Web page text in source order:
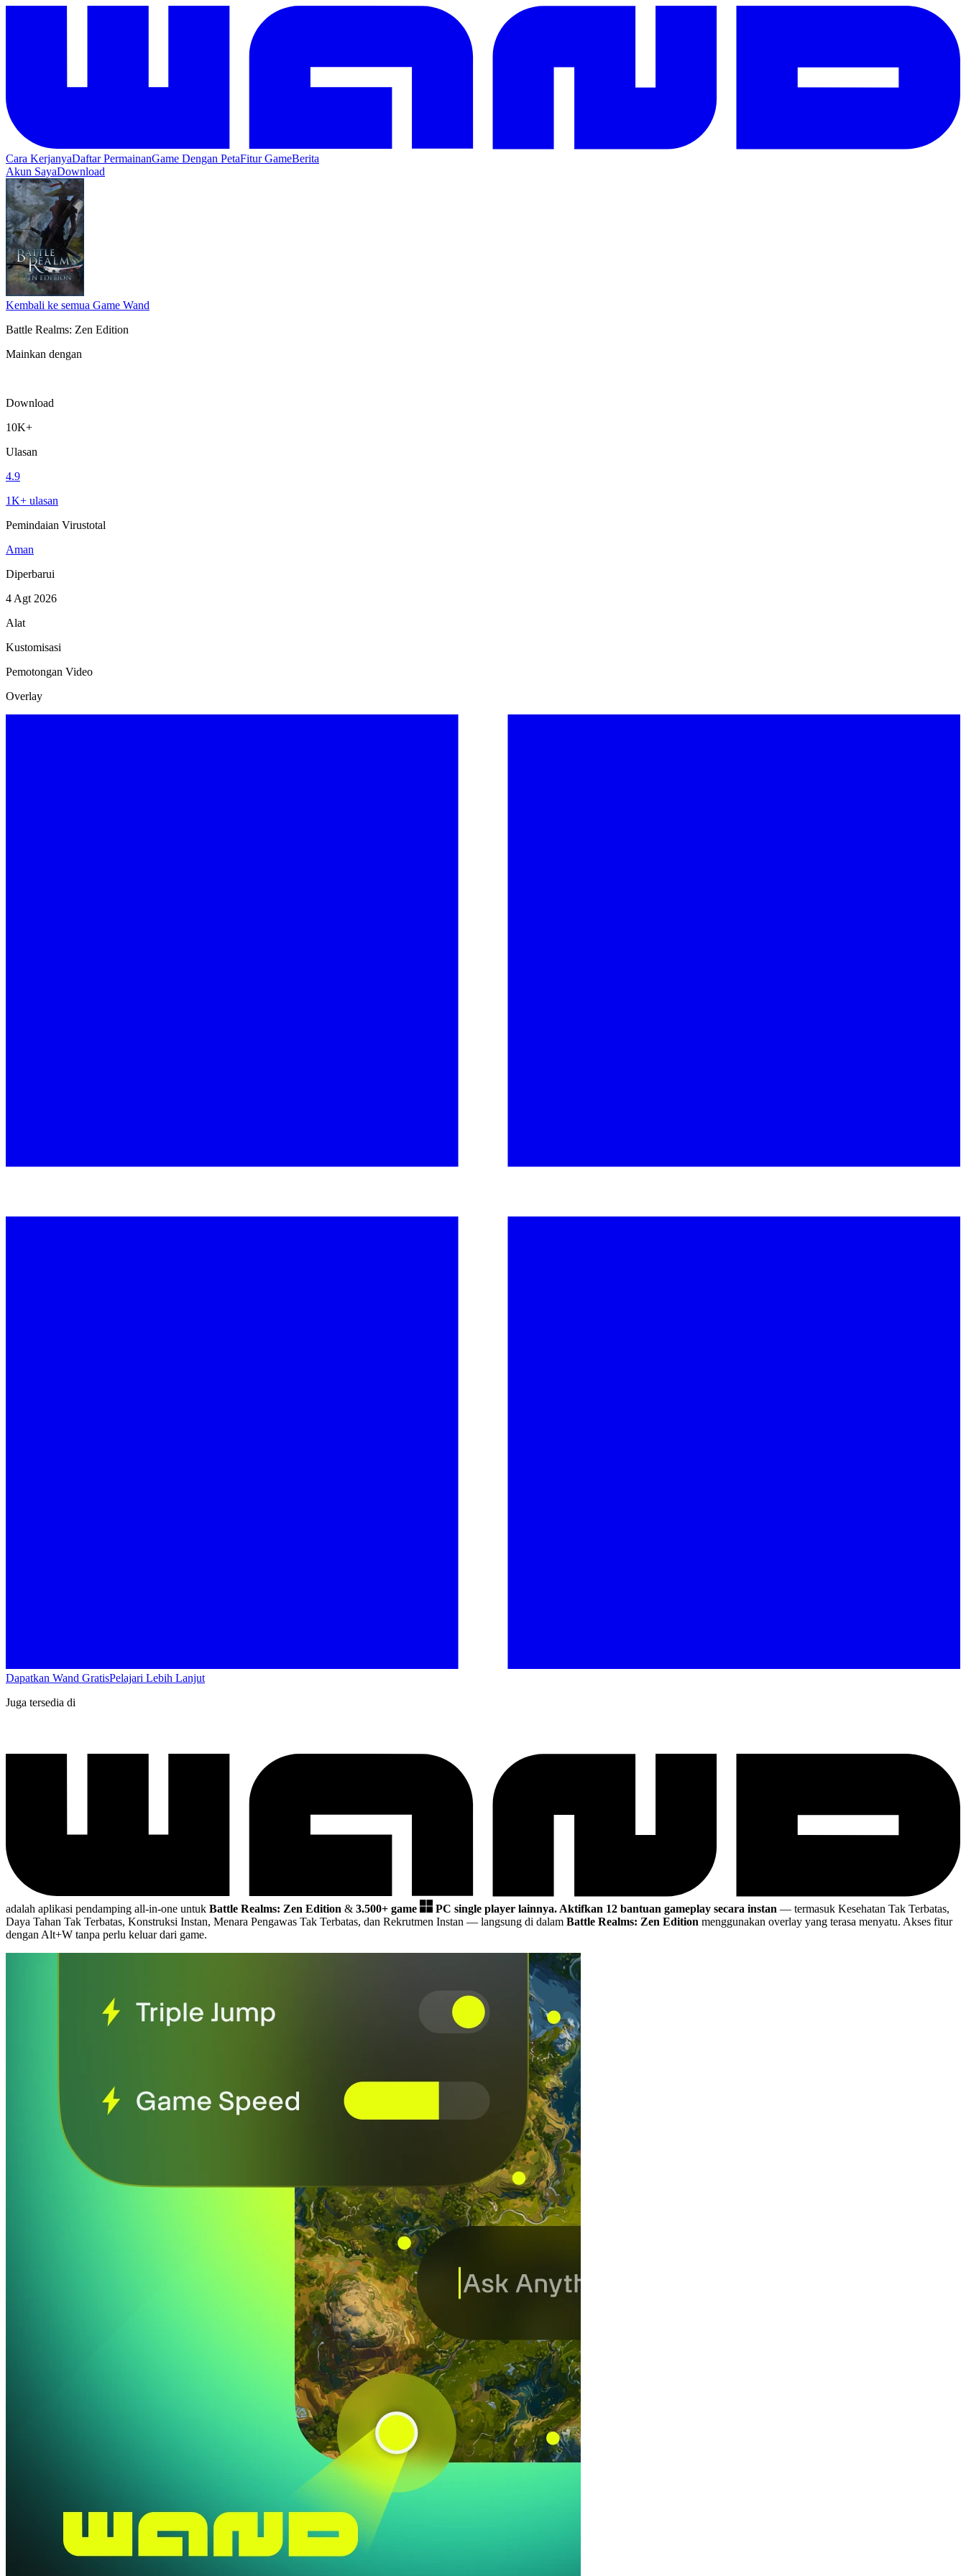
Cara KerjanyaDaftar PermainanGame Dengan PetaFitur GameBerita
Akun SayaDownload
Kembali ke semua Game Wand
Battle Realms: Zen Edition
Mainkan dengan
Download
10K+
Ulasan
4.9
1K+ ulasan
Pemindaian Virustotal
Aman
Diperbarui
4 Agt 2026
Alat
Kustomisasi
Pemotongan Video
Overlay
Dapatkan Wand GratisPelajari Lebih Lanjut
Juga tersedia di
adalah aplikasi pendamping all-in-one untuk Battle Realms: Zen Edition & 3.500+ game PC single player lainnya. Aktifkan 12 bantuan gameplay secara instan — termasuk Kesehatan Tak Terbatas,
Daya Tahan Tak Terbatas, Konstruksi Instan, Menara Pengawas Tak Terbatas, dan Rekrutmen Instan — langsung di dalam Battle Realms: Zen Edition menggunakan overlay yang terasa menyatu. Akses fitur
dengan Alt+W tanpa perlu keluar dari game.